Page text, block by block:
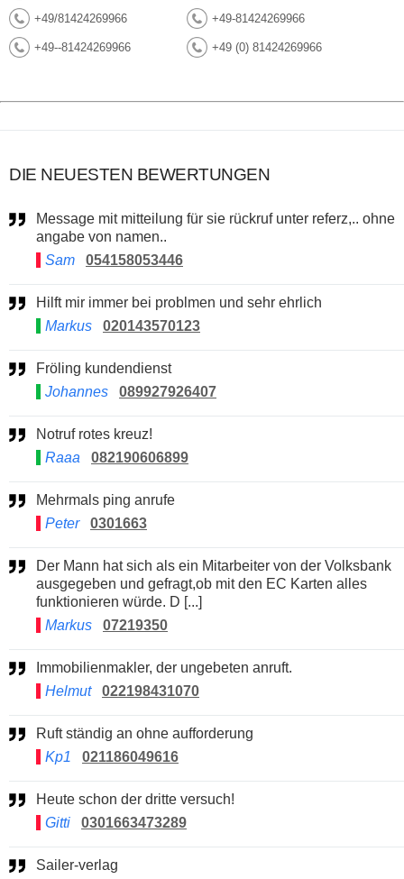
+49/81424269966 +49-81424269966
+49--81424269966 +49 (0) 81424269966
DIE NEUESTEN BEWERTUNGEN
Message mit mitteilung für sie rückruf unter referz,.. ohne
angabe von namen..
Sam
054158053446
Hilft mir immer bei problmen und sehr ehrlich
Markus
020143570123
Fröling kundendienst
Johannes
089927926407
Notruf rotes kreuz!
Raaa
082190606899
Mehrmals ping anrufe
Peter
0301663
Der Mann hat sich als ein Mitarbeiter von der Volksbank
ausgegeben und gefragt,ob mit den EC Karten alles
funktionieren würde. D [...]
Markus
07219350
Immobilienmakler, der ungebeten anruft.
Helmut
022198431070
Ruft ständig an ohne aufforderung
Kp1
021186049616
Heute schon der dritte versuch!
Gitti
0301663473289
Sailer-verlag